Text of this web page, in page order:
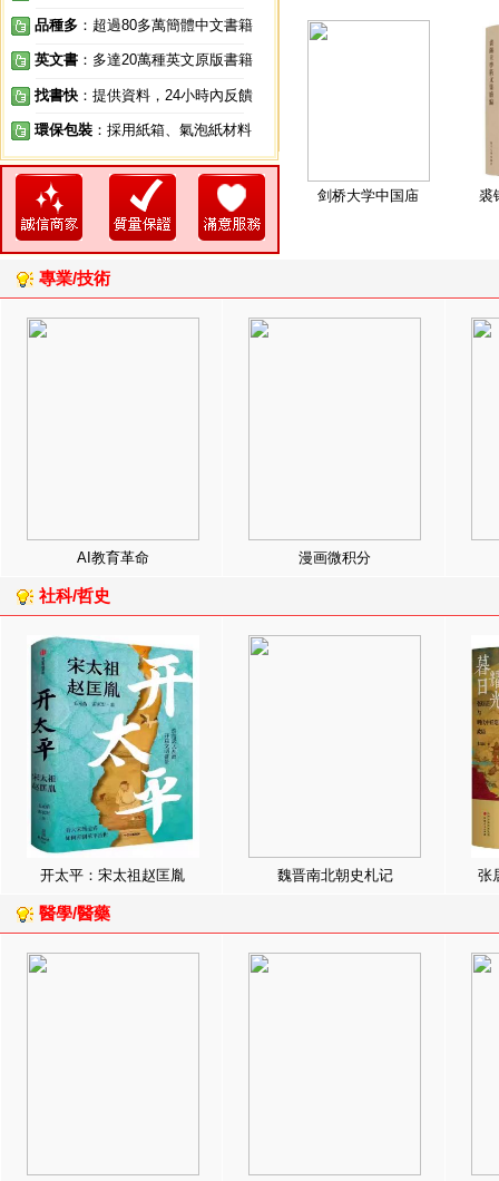
品種多 ：超過80多萬簡體中文書籍
英文書 ：多達20萬種英文原版書籍
找書快 ：提供資料，24小時內反饋
環保包裝 ：採用紙箱、氣泡紙材料
剑桥大学中国庙 裘
專業/技術
AI教育革命 漫画微积分
社科/哲史
开太平：宋太祖赵匡胤 魏晋南北朝史札记 张
醫學/醫藥